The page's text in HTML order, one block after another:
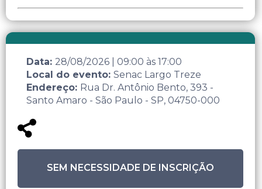
Data: 28/08/2026 09:00 às 17:00
Local do evento: Senac Largo Treze
Endereço: Rua Dr. Antônio Bento, 393 -
Santo Amaro - São Paulo - SP, 04750-000
SEM NECESSIDADE DE INSCRIÇÃO